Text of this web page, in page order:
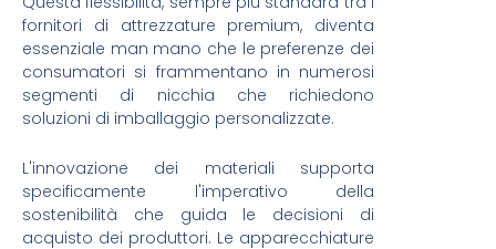
fornitori di attrezzature premium, diventa
essenziale man mano che le preferenze dei
consumatori si frammentano in numerosi
segmenti di nicchia che richiedono
soluzioni di imballaggio personalizzate.
L'innovazione dei materiali supporta
specificamente l'imperativo della
sostenibilità che guida le decisioni di
acquisto dei produttori. Le apparecchiature